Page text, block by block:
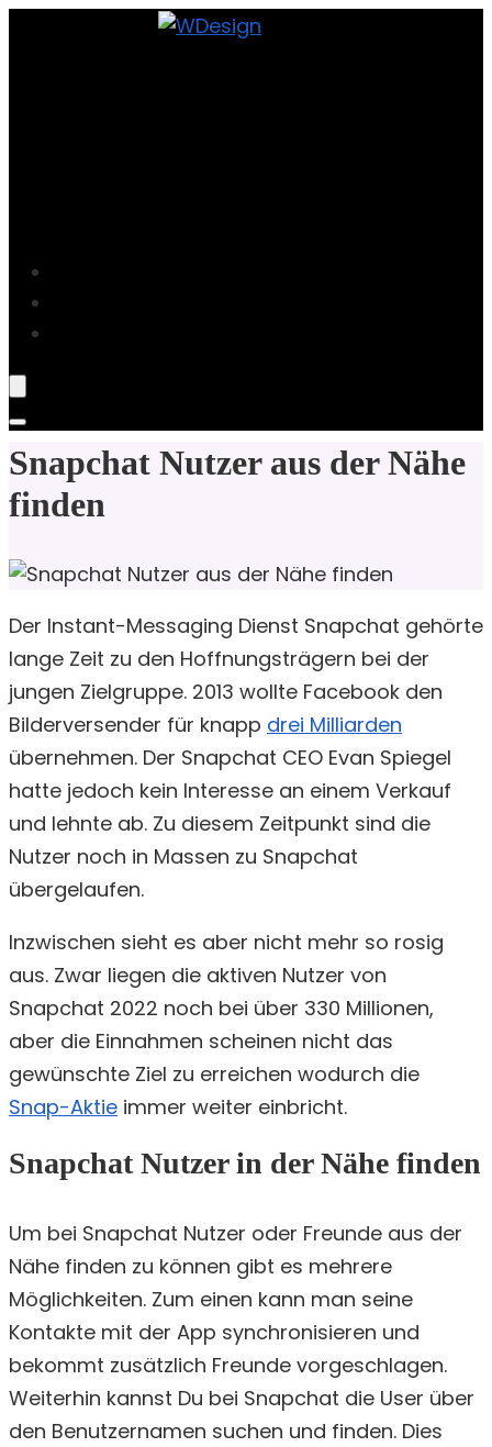
Snapchat Nutzer aus der Nähe
finden
Der Instant-Messaging Dienst Snapchat gehörte
lange Zeit zu den Hoffnungsträgern bei der
jungen Zielgruppe. 2013 wollte Facebook den
Bilderversender für knapp drei Milliarden
übernehmen. Der Snapchat CEO Evan Spiegel
hatte jedoch kein Interesse an einem Verkauf
und lehnte ab. Zu diesem Zeitpunkt sind die
Nutzer noch in Massen zu Snapchat
übergelaufen.
Inzwischen sieht es aber nicht mehr so rosig
aus. Zwar liegen die aktiven Nutzer von
Snapchat 2022 noch bei über 330 Millionen,
aber die Einnahmen scheinen nicht das
gewünschte Ziel zu erreichen wodurch die
Snap-Aktie immer weiter einbricht.
Snapchat Nutzer in der Nähe finden
Um bei Snapchat Nutzer oder Freunde aus der
Nähe finden zu können gibt es mehrere
Möglichkeiten. Zum einen kann man seine
Kontakte mit der App synchronisieren und
bekommt zusätzlich Freunde vorgeschlagen.
Weiterhin kannst Du bei Snapchat die User über
den Benutzernamen suchen und finden. Dies